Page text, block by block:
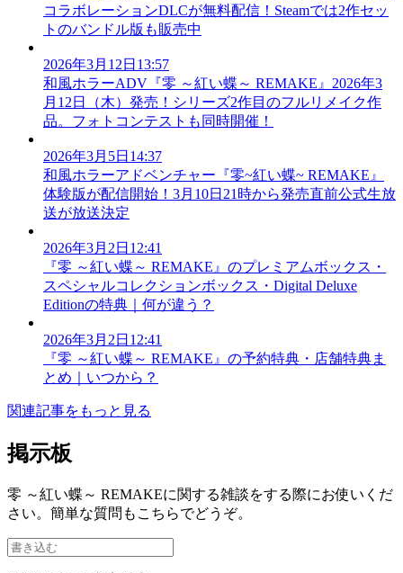
コラボレーションDLCが無料配信！Steamでは2作セッ
トのバンドル版も販売中
2026年3月12日13:57
和風ホラーADV『零 ～紅い蝶～ REMAKE』2026年3
月12日（木）発売！シリーズ2作目のフルリメイク作
品。フォトコンテストも同時開催！
2026年3月5日14:37
和風ホラーアドベンチャー『零~紅い蝶~ REMAKE』
体験版が配信開始！3月10日21時から発売直前公式生放
送が放送決定
2026年3月2日12:41
『零 ～紅い蝶～ REMAKE』のプレミアムボックス・
スペシャルコレクションボックス・Digital Deluxe
Editionの特典｜何が違う？
2026年3月2日12:41
『零 ～紅い蝶～ REMAKE』の予約特典・店舗特典ま
とめ｜いつから？
関連記事をもっと見る
掲示板
零 ～紅い蝶～ REMAKEに関する雑談をする際にお使いくだ
さい。簡単な質問もこちらでどうぞ。